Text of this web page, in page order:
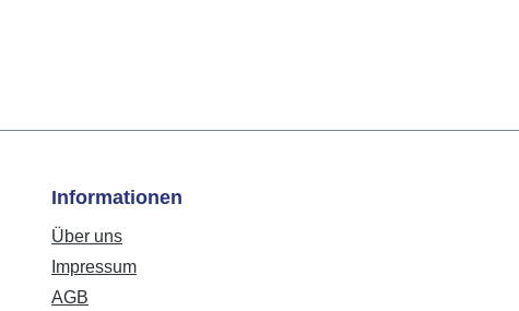
Informationen
Über uns
Impressum
AGB